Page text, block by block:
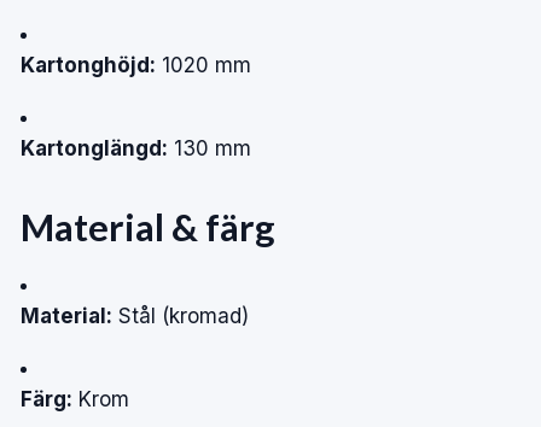
Kartonghöjd: 1020 mm
Kartonglängd: 130 mm
Material & färg
Material: Stål (kromad)
Färg: Krom